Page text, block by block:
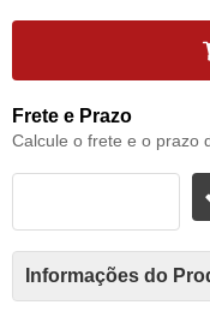
Frete e Prazo
Calcule o frete e o prazo
Informações do